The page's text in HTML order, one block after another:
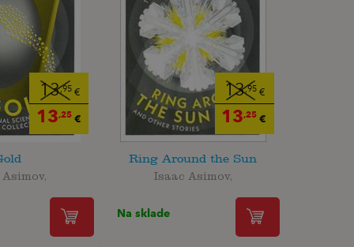
13,95€
13,25€
13,95 €
13,25 €
Ring Around the Sun
Isaac Asimov,
Na sklade